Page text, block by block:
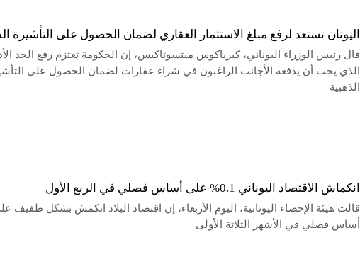
اليونان تستعد لرفع مبلغ الاستثمار العقاري لضمان الحصول على التأشيرة
قال رئيس الوزراء اليوناني، كيرياكوس ميتسوتاكيس، إن الحكومة تعتزم رفع الحد
الذي يجب أن يدفعه الأجانب الراغبون في شراء عقارات لضمان الحصول على
الذهبية
انكماش الاقتصاد اليوناني 0.1% على أساس فصلي في الربع الأول
قالت هيئة الإحصاء اليونانية، اليوم الأربعاء، إن اقتصاد البلاد انكمش بشكل طفيف
أساس فصلي في الأشهر الثلاثة الأولى